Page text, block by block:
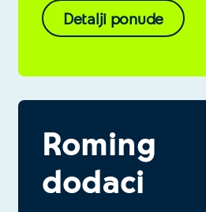
Detalji ponude
Roming
dodaci